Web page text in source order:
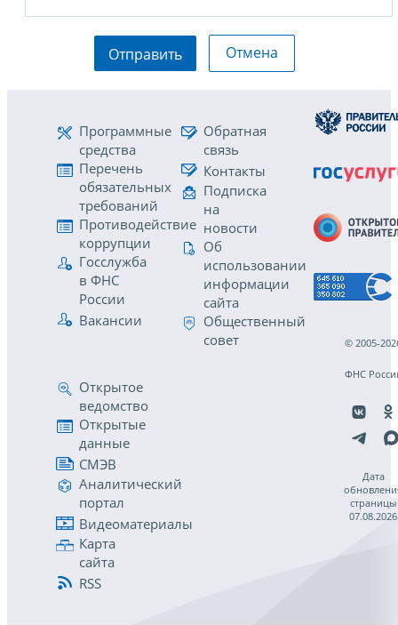
Отправить Отмена
Программные
средства
Перечень
обязательных
требований
Противодействие
коррупции
Госслужба
в ФНС
России
Вакансии
Обратная
связь
Контакты
Подписка
на
новости
Об
использовании
информации
сайта
Общественный
совет
Открытое
ведомство
Открытые
данные
СМЭВ
Аналитический
портал
Видеоматериалы
Карта
сайта
RSS
© 2005-
ФНС
Дата
страницы
07.08.2026